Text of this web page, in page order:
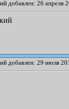
добавлен: 26 апреля
добавлен: 29 июля